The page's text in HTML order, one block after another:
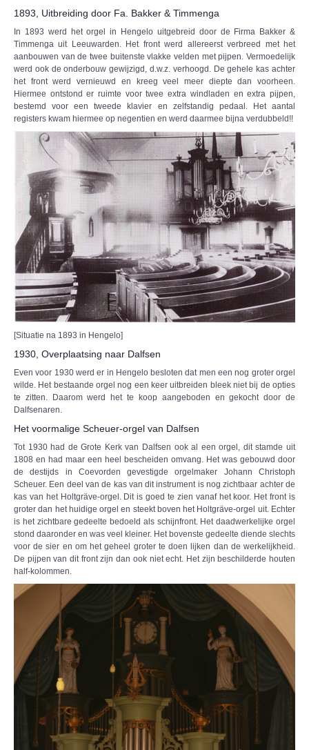
1893, Uitbreiding door Fa. Bakker & Timmenga
In 1893 werd het orgel in Hengelo uitgebreid door de Firma Bakker &
Timmenga uit Leeuwarden. Het front werd allereerst verbreed met het
aanbouwen van de twee buitenste vlakke velden met pijpen. Vermoedelijk
werd ook de onderbouw gewijzigd, d.w.z. verhoogd. De gehele kas achter
het front werd vernieuwd en kreeg veel meer diepte dan voorheen.
Hiermee ontstond er ruimte voor twee extra windladen en extra pijpen,
bestemd voor een tweede klavier en zelfstandig pedaal. Het aantal
registers kwam hiermee op negentien en werd daarmee bijna verdubbeld!!
[Situatie na 1893 in Hengelo]
1930, Overplaatsing naar Dalfsen
Even voor 1930 werd er in Hengelo besloten dat men een nog groter orgel
wilde. Het bestaande orgel nog een keer uitbreiden bleek niet bij de opties
te zitten. Daarom werd het te koop aangeboden en gekocht door de
Dalfsenaren.
Het voormalige Scheuer-orgel van Dalfsen
Tot 1930 had de Grote Kerk van Dalfsen ook al een orgel, dit stamde uit
1808 en had maar een heel bescheiden omvang. Het was gebouwd door
de destijds in Coevorden gevestigde orgelmaker Johann Christoph
Scheuer. Een deel van de kas van dit instrument is nog zichtbaar achter de
kas van het Holtgräve-orgel. Dit is goed te zien vanaf het koor. Het front is
groter dan het huidige orgel en steekt boven het Holtgräve-orgel uit. Echter
is het zichtbare gedeelte bedoeld als schijnfront. Het daadwerkelijke orgel
stond daaronder en was veel kleiner. Het bovenste gedeelte diende slechts
voor de sier en om het geheel groter te doen lijken dan de werkelijkheid.
De pijpen van dit front zijn dan ook niet echt. Het zijn beschilderde houten
half-kolommen.